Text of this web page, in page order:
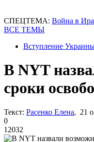
СПЕЦТЕМА: Война в
ВСЕ ТЕМЫ
Вступление
В NYT
сроки
Текст: Расенко Елена, 21
0
12032